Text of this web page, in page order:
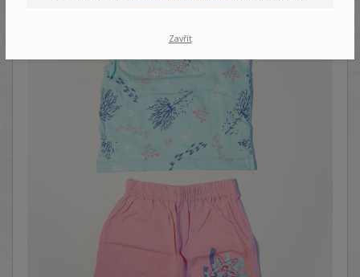
Zavřít